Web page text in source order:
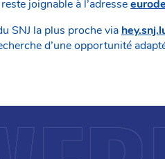
joignable à l’adresse
SNJ la plus proche via
d’une opportunité